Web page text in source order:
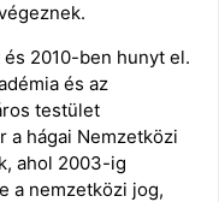
2010-ben hunyt el.
és az
testület
a hágai Nemzetközi
ahol 2003-ig
a nemzetközi jog,